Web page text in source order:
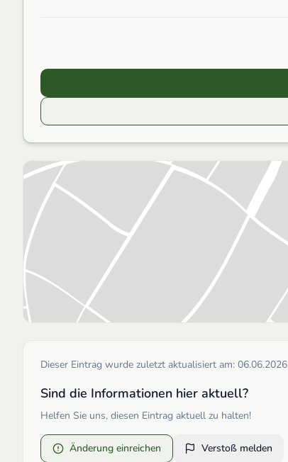
Dieser Eintrag wurde zuletzt aktualisiert am: 06.06.2026
Sind die Informationen hier aktuell?
Helfen Sie uns, diesen Eintrag aktuell zu halten!
Änderung einreichen Verstoß melden